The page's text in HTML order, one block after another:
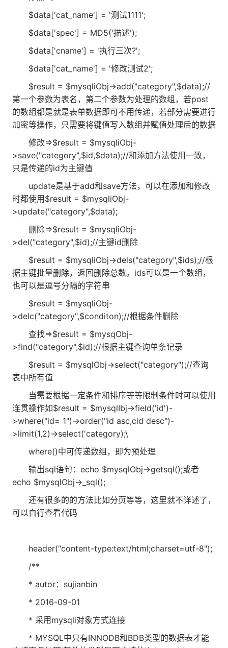
$data['cat_name'] = '测试1111';
$data['spec'] = MD5('描述');
$data['cname'] = '执行三次?';
$data['cat_name'] = '修改测试2';
$result = $mysqliObj->add("category",$data);//
第一个参数为表名，第二个参数为处理的数组，若post
的数组都是就是表单数据即可不用传递，若部分需要进行
加密等操作，只需要将键值写入数组并赋值处理后的数据
修改=>$result = $mysqliObj-
>save("category",$id,$data);//和添加方法使用一致，
只是传递的id为主键值
update是基于add和save方法，可以在添加和修改
时都使用$result = $mysqliObj-
>update("category",$data);
删除=>$result = $mysqliObj-
>del("category",$id);//主键id删除
$result = $mysqliObj->dels("category",$ids);//根
据主键批量删除，返回删除总数。ids可以是一个数组，
也可以是逗号分隔的字符串
$result = $mysqliObj-
>delc("category",$conditon);//根据条件删除
查找=>$result = $mysqObj-
>find("category",$id);//根据主键查询单条记录
$result = $mysqlObj->select("category");//查询
表中所有值
当需要根据一定条件和排序等等限制条件时可以使用
连贯操作如$result = $mysqlIbj->field('id')-
>where("id= 1")->order("id asc,cid desc")-
>limit(1,2)->select('category);\
where()中可传递数组，即为预处理
输出sql语句：echo $mysqlObj->getsql();或者
echo $mysqlObj->_sql();
还有很多的的方法比如分页等等，这里就不详述了，
可以自行查看代码
header("content-type:text/html;charset=utf-8");
/**
* autor：sujianbin
* 2016-09-01
* 采用mysqli对象方式连接
* MYSQL中只有INNODB和BDB类型的数据表才能